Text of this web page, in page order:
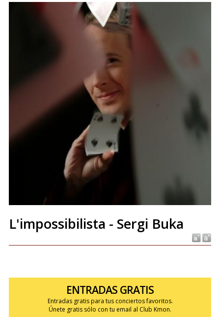
L'impossibilista - Sergi Buka
ENTRADAS GRATIS
Entradas gratis para tus conciertos favoritos.
Únete gratis sólo con tu email al Club Kmon.